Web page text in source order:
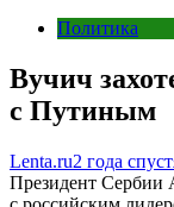
Политика
Вучич
с Путиным
Lenta.ru2 года
Президент Сербии